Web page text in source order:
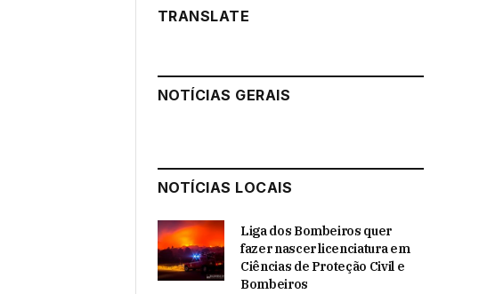
TRANSLATE
NOTÍCIAS GERAIS
NOTÍCIAS LOCAIS
Liga dos Bombeiros quer
fazer nascer licenciatura em
Ciências de Proteção Civil e
Bombeiros